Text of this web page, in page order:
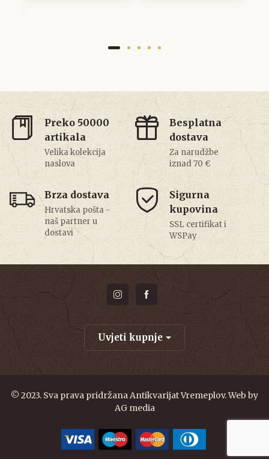
Preko 50000
artikala
Velika kolekcija
naslova
Besplatna
dostava
Za narudžbe
iznad 70 €
Brza dostava
Hrvatska pošta -
naš partner u
dostavi
Sigurna
kupovina
SSL certifikat i
WSPay
Uvjeti kupnje
© 2023. Sva prava pridržana Antikvarijat Vremeplov. Web by
AG media